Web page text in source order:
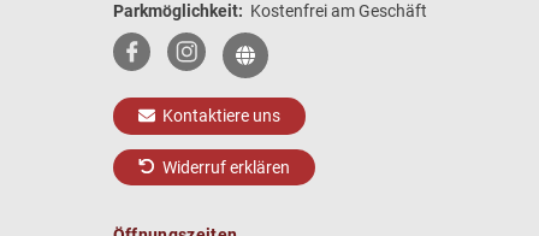
Parkmöglichkeit: Kostenfrei am Geschäft
Kontaktiere uns
Widerruf erklären